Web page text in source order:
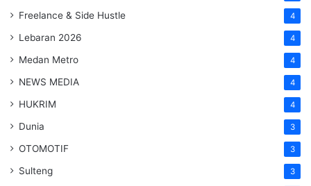
Freelance & Side Hustle 4
Lebaran 2026 4
Medan Metro 4
NEWS MEDIA 4
HUKRIM 4
Dunia 3
OTOMOTIF 3
Sulteng 3